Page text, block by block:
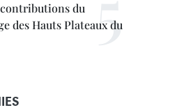
du
des Hauts Plateaux du